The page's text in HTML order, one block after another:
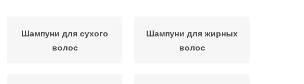
Шампуни для сухого
волос
Шампуни для жирных
волос